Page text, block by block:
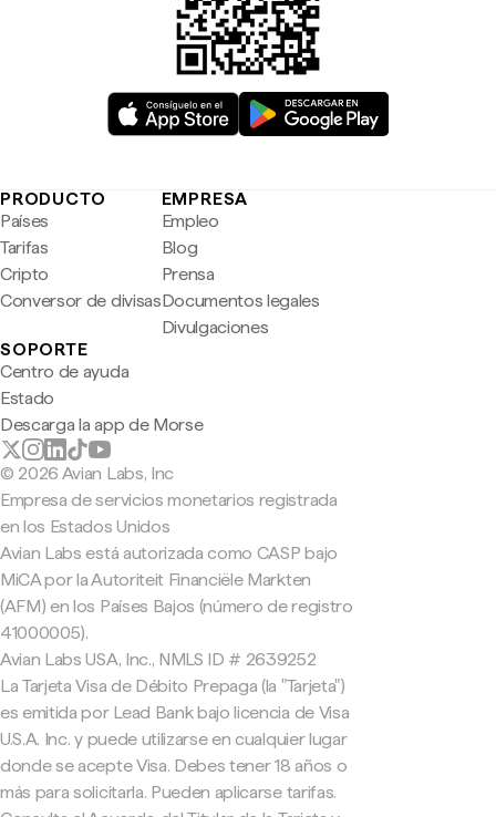
PRODUCTO
Países
Tarifas
Cripto
Conversor de divisas
EMPRESA
Empleo
Blog
Prensa
Documentos legales
Divulgaciones
SOPORTE
Centro de ayuda
Estado
Descarga la app de Morse
© 2026 Avian Labs, Inc
Empresa de servicios monetarios registrada
en los Estados Unidos
Avian Labs está autorizada como CASP bajo
MiCA por la Autoriteit Financiële Markten
(AFM) en los Países Bajos (número de registro
41000005).
Avian Labs USA, Inc., NMLS ID # 2639252
La Tarjeta Visa de Débito Prepaga (la "Tarjeta")
es emitida por Lead Bank bajo licencia de Visa
U.S.A. Inc. y puede utilizarse en cualquier lugar
donde se acepte Visa. Debes tener 18 años o
más para solicitarla. Pueden aplicarse tarifas.